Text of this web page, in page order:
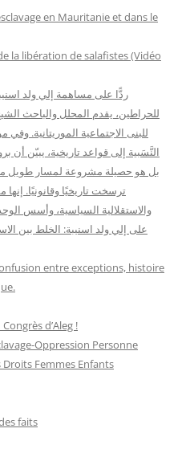
en Mauritanie et dans le
la libération de salafistes (Vidéo
ردًّا على مساهمة إلي ولد
للحراطين، يقدم المحلل والباحث
للبنى الاجتماعية الموريتانية.
النَّسَبية إلى قواعد تاريخية، يبيّن أن
بل هو حصيلة مشروعة لمسار طويل
ترسخت تاريخيًا وقانونيًا.
والاستقلالية السياسية، وأسس
على إلي ولد اسنيبة: الخلط بين
entre exceptions, histoire
d’Aleg !
Oppression Personne
Femmes Enfants
faits